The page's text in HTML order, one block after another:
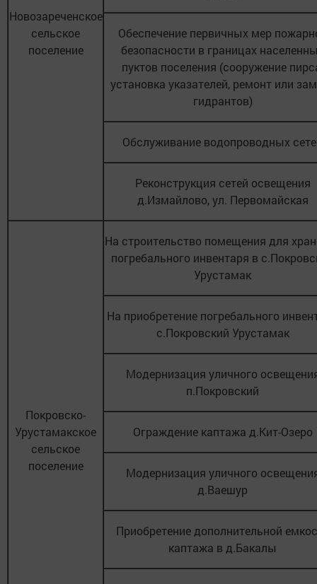
Новозареченское
сельское
поселение
Обеспечение первичных мер
безопасности в границах
пуктов поселения (сооружение
установка указателей, ремонт или
гидрантов)
Обслуживание водопроводных
Реконструкция сетей освещения
д.Измайлово, ул. Первомайская
Покровско-
Урустамакское
сельское
поселение
На строительство помещения для
погребального инвентаря в
Урустамак
На приобретение погребального
с.Покровский Урустамак
Модернизация уличного
п.Покровский
Ограждение каптажа д.Кит-Озеро
Модернизация уличного
д.Ваешур
Приобретение дополнительной
каптажа в д.Бакалы